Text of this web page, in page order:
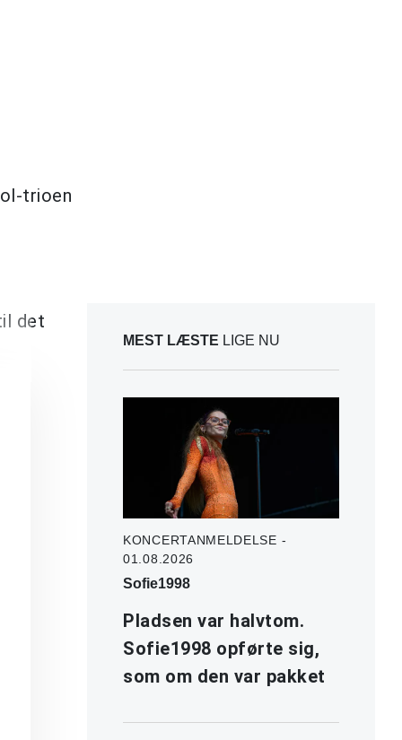
trioen
det
MEST LÆSTE LIGE NU
KONCERTANMELDELSE -
01.08.2026
Sofie1998
Pladsen var halvtom.
Sofie1998 opførte sig,
som om den var pakket